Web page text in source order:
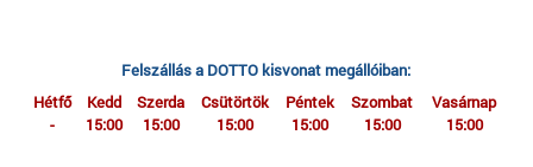
Felszállás a DOTTO kisvonat megállóiban:
Hétfő
-
Kedd
15:00
Szerda
15:00
Csütörtök
15:00
Péntek
15:00
Szombat
15:00
Vasárnap
15:00